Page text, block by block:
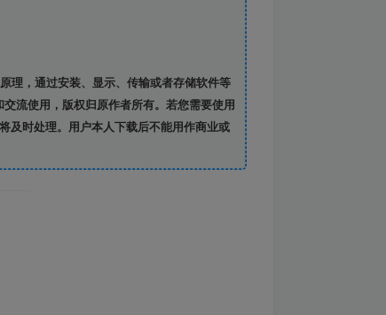
理，通过安装、显示、传输或者存储软件等
流使用，版权归原作者所有。若您需要使用
及时处理。用户本人下载后不能用作商业或